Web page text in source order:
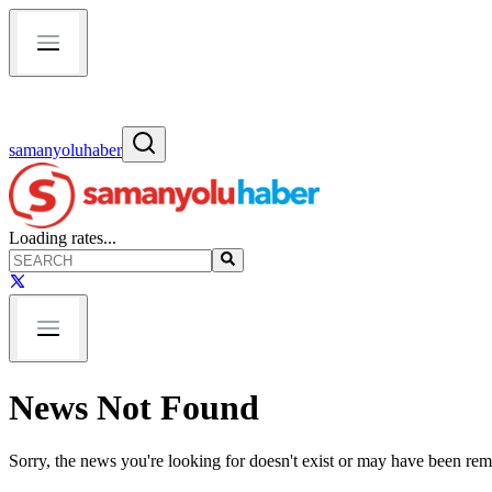
samanyoluhaber
Loading rates...
News Not Found
Sorry, the news you're looking for doesn't exist or may have been